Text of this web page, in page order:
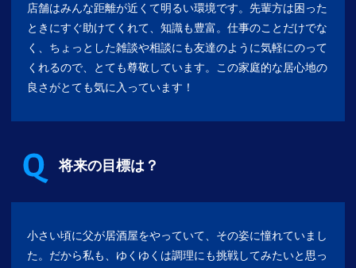
店舗はみんな距離が近くて明るい環境です。先輩方は困った
ときにすぐ助けてくれて、知識も豊富。仕事のことだけでな
く、ちょっとした雑談や相談にも友達のように気軽にのって
くれるので、とても尊敬しています。この家庭的な居心地の
良さがとても気に入っています！
将来の目標は？
小さい頃に父が居酒屋をやっていて、その姿に憧れていまし
た。だから私も、ゆくゆくは調理にも挑戦してみたいと思っ